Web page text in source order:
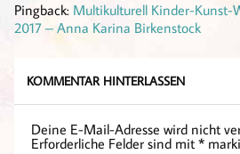
Pingback: Multikulturell Kinder-Kunst-
2017 – Anna Karina Birkenstock
KOMMENTAR HINTERLASSEN
Deine E-Mail-Adresse wird nicht
Erforderliche Felder sind mit*